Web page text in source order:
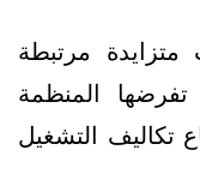
متزايدة مرتبطة
تفرضها المنظمة
تكاليف التشغيل